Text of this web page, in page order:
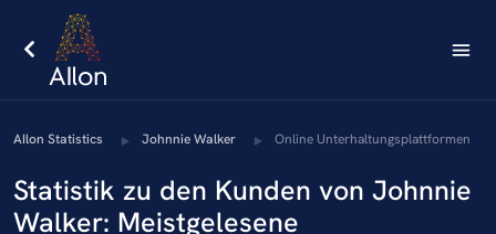
AIlon Statistics Johnnie Walker Online Unterhaltungsplattformen
Statistik zu den Kunden von Johnnie
Walker: Meistgelesene